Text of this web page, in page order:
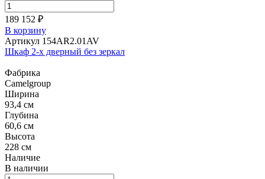
189 152 ₽
В корзину
Артикул 154AR2.01AV
Шкаф 2-х дверный без зеркал
Фабрика
Camelgroup
Ширина
93,4 см
Глубина
60,6 см
Высота
228 см
Наличие
В наличии